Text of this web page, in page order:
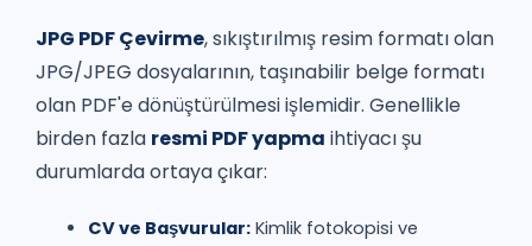
JPG PDF Çevirme, sıkıştırılmış resim formatı olan
JPG/JPEG dosyalarının, taşınabilir belge formatı
olan PDF'e dönüştürülmesi işlemidir. Genellikle
birden fazla resmi PDF yapma ihtiyacı şu
durumlarda ortaya çıkar:
CV ve Başvurular:Kimlik fotokopisi ve